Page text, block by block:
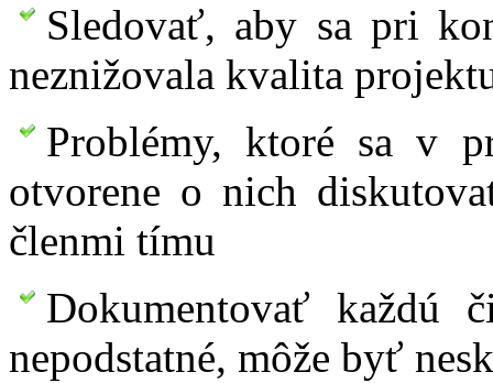
Sledovať, aby sa pri
neznižovala kvalita
Problémy, ktoré sa v
otvorene o nich
členmi tímu
Dokumentovať každú
nepodstatné, môže byť